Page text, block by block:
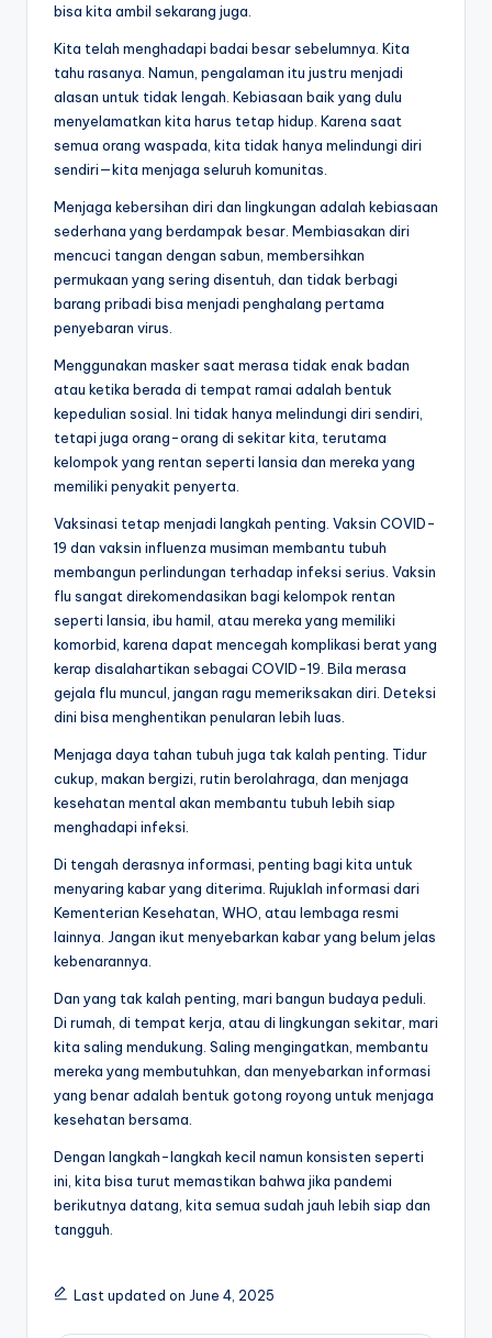
bisa kita ambil sekarang juga.
Kita telah menghadapi badai besar sebelumnya. Kita
tahu rasanya. Namun, pengalaman itu justru menjadi
alasan untuk tidak lengah. Kebiasaan baik yang dulu
menyelamatkan kita harus tetap hidup. Karena saat
semua orang waspada, kita tidak hanya melindungi diri
sendiri—kita menjaga seluruh komunitas.
Menjaga kebersihan diri dan lingkungan adalah kebiasaan
sederhana yang berdampak besar. Membiasakan diri
mencuci tangan dengan sabun, membersihkan
permukaan yang sering disentuh, dan tidak berbagi
barang pribadi bisa menjadi penghalang pertama
penyebaran virus.
Menggunakan masker saat merasa tidak enak badan
atau ketika berada di tempat ramai adalah bentuk
kepedulian sosial. Ini tidak hanya melindungi diri sendiri,
tetapi juga orang-orang di sekitar kita, terutama
kelompok yang rentan seperti lansia dan mereka yang
memiliki penyakit penyerta.
Vaksinasi tetap menjadi langkah penting. Vaksin COVID-
19 dan vaksin influenza musiman membantu tubuh
membangun perlindungan terhadap infeksi serius. Vaksin
flu sangat direkomendasikan bagi kelompok rentan
seperti lansia, ibu hamil, atau mereka yang memiliki
komorbid, karena dapat mencegah komplikasi berat yang
kerap disalahartikan sebagai COVID-19. Bila merasa
gejala flu muncul, jangan ragu memeriksakan diri. Deteksi
dini bisa menghentikan penularan lebih luas.
Menjaga daya tahan tubuh juga tak kalah penting. Tidur
cukup, makan bergizi, rutin berolahraga, dan menjaga
kesehatan mental akan membantu tubuh lebih siap
menghadapi infeksi.
Di tengah derasnya informasi, penting bagi kita untuk
menyaring kabar yang diterima. Rujuklah informasi dari
Kementerian Kesehatan, WHO, atau lembaga resmi
lainnya. Jangan ikut menyebarkan kabar yang belum jelas
kebenarannya.
Dan yang tak kalah penting, mari bangun budaya peduli.
Di rumah, di tempat kerja, atau di lingkungan sekitar, mari
kita saling mendukung. Saling mengingatkan, membantu
mereka yang membutuhkan, dan menyebarkan informasi
yang benar adalah bentuk gotong royong untuk menjaga
kesehatan bersama.
Dengan langkah-langkah kecil namun konsisten seperti
ini, kita bisa turut memastikan bahwa jika pandemi
berikutnya datang, kita semua sudah jauh lebih siap dan
tangguh.
Last updated on June 4, 2025